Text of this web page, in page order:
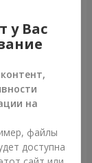
у Вас
на
файлы
доступна